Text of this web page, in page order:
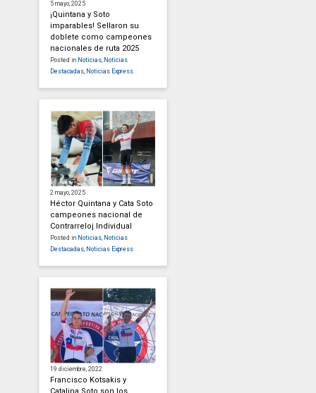
5 mayo, 2025
¡Quintana y Soto
imparables! Sellaron su
doblete como campeones
nacionales de ruta 2025
Posted in Noticias Noticias
Destacadas Noticias Express
2 mayo, 2025
Héctor Quintana y Cata Soto
campeones nacional de
Contrarreloj Individual
Posted in Noticias Noticias
Destacadas Noticias Express
19 diciembre, 2022
Francisco Kotsakis y
Catalina Soto son los